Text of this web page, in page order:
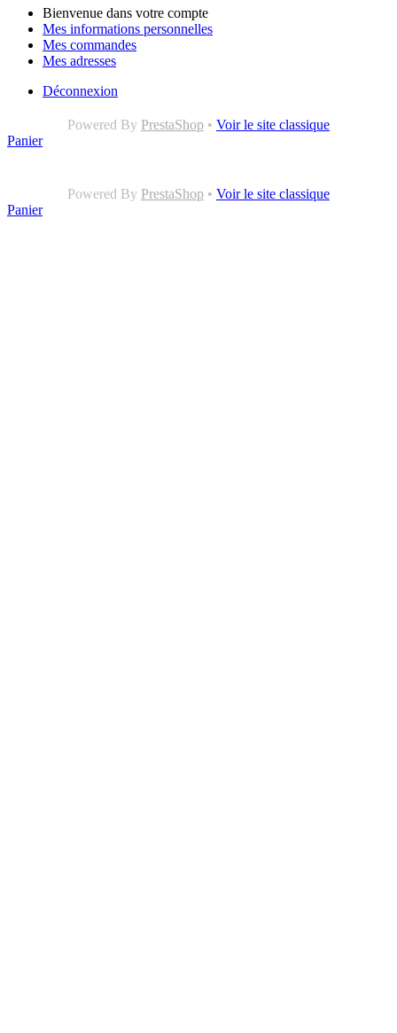
Bienvenue dans votre compte
Mes informations personnelles
Mes commandes
Mes adresses
Déconnexion
Powered By PrestaShop • Voir le site classique
Panier
Powered By PrestaShop • Voir le site classique
Panier